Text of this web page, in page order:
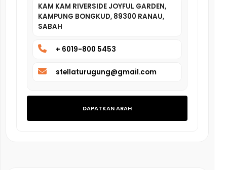
KAM KAM RIVERSIDE JOYFUL GARDEN,
KAMPUNG BONGKUD, 89300 RANAU,
SABAH
+ 6019-800 5453
stellaturugung@gmail.com
DAPATKAN ARAH